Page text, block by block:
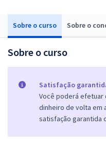
Sobre o curso Sobre o
Sobre o curso
Satisfação
Você poderá efetuar
dinheiro de volta em
satisfação garantida